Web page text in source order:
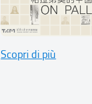
Scopri di più